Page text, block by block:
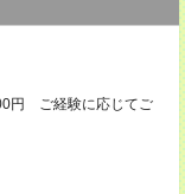
円 ご経験に応じてご